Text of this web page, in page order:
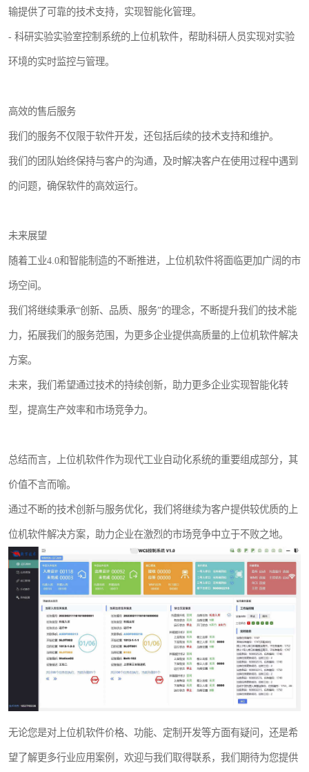
输提供了可靠的技术支持，实现智能化管理。
- 科研实验实验室控制系统的上位机软件，帮助科研人员实现对实验
环境的实时监控与管理。
高效的售后服务
我们的服务不仅限于软件开发，还包括后续的技术支持和维护。
我们的团队始终保持与客户的沟通，及时解决客户在使用过程中遇到
的问题，确保软件的高效运行。
未来展望
随着工业4.0和智能制造的不断推进，上位机软件将面临更加广阔的市
场空间。
我们将继续秉承“创新、品质、服务”的理念，不断提升我们的技术能
力，拓展我们的服务范围，为更多企业提供高质量的上位机软件解决
方案。
未来，我们希望通过技术的持续创新，助力更多企业实现智能化转
型，提高生产效率和市场竞争力。
总结而言，上位机软件作为现代工业自动化系统的重要组成部分，其
价值不言而喻。
通过不断的技术创新与服务优化，我们将继续为客户提供较优质的上
位机软件解决方案，助力企业在激烈的市场竞争中立于不败之地。
无论您是对上位机软件价格、功能、定制开发等方面有疑问，还是希
望了解更多行业应用案例，欢迎与我们取得联系，我们期待为您提供